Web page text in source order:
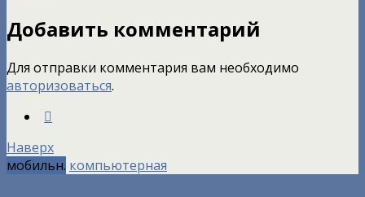
Добавить комментарий
Для отправки комментария вам необходимо
авторизоваться.
Наверх
мобильн. компьютерная